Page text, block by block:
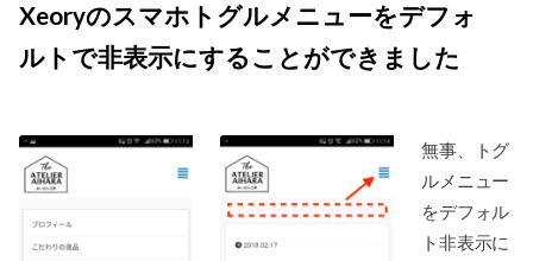
Xeoryのスマホトグルメニューをデフォ
ルトで非表示にすることができました
無事、トグ
ルメニュー
をデフォル
ト非表示に